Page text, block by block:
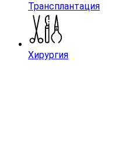
Трансплантация
Хирургия